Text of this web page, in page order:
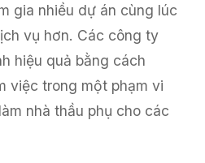
gia nhiều dự án cùng lúc
vụ hơn. Các công ty
hiệu quả bằng cách
việc trong một phạm vi
nhà thầu phụ cho các